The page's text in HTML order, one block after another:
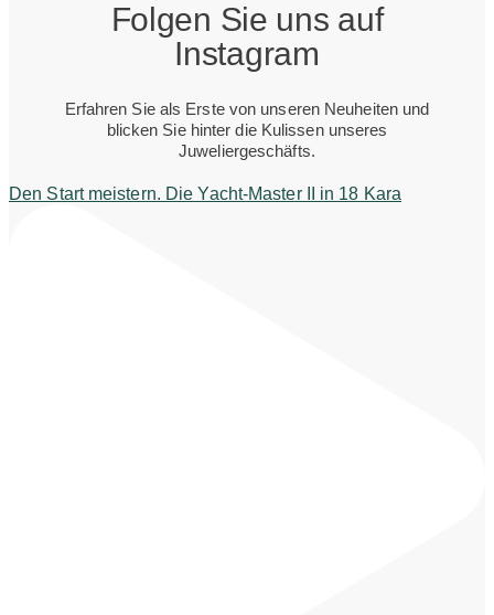
Folgen Sie uns auf
Instagram
Erfahren Sie als Erste von unseren Neuheiten und
blicken Sie hinter die Kulissen unseres
Juweliergeschäfts.
Den Start meistern. Die Yacht-Master II in 18 Kara